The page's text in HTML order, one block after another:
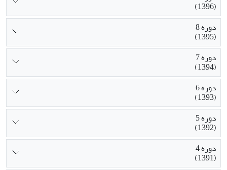
(1396)
دوره 8
(1395)
دوره 7
(1394)
دوره 6
(1393)
دوره 5
(1392)
دوره 4
(1391)